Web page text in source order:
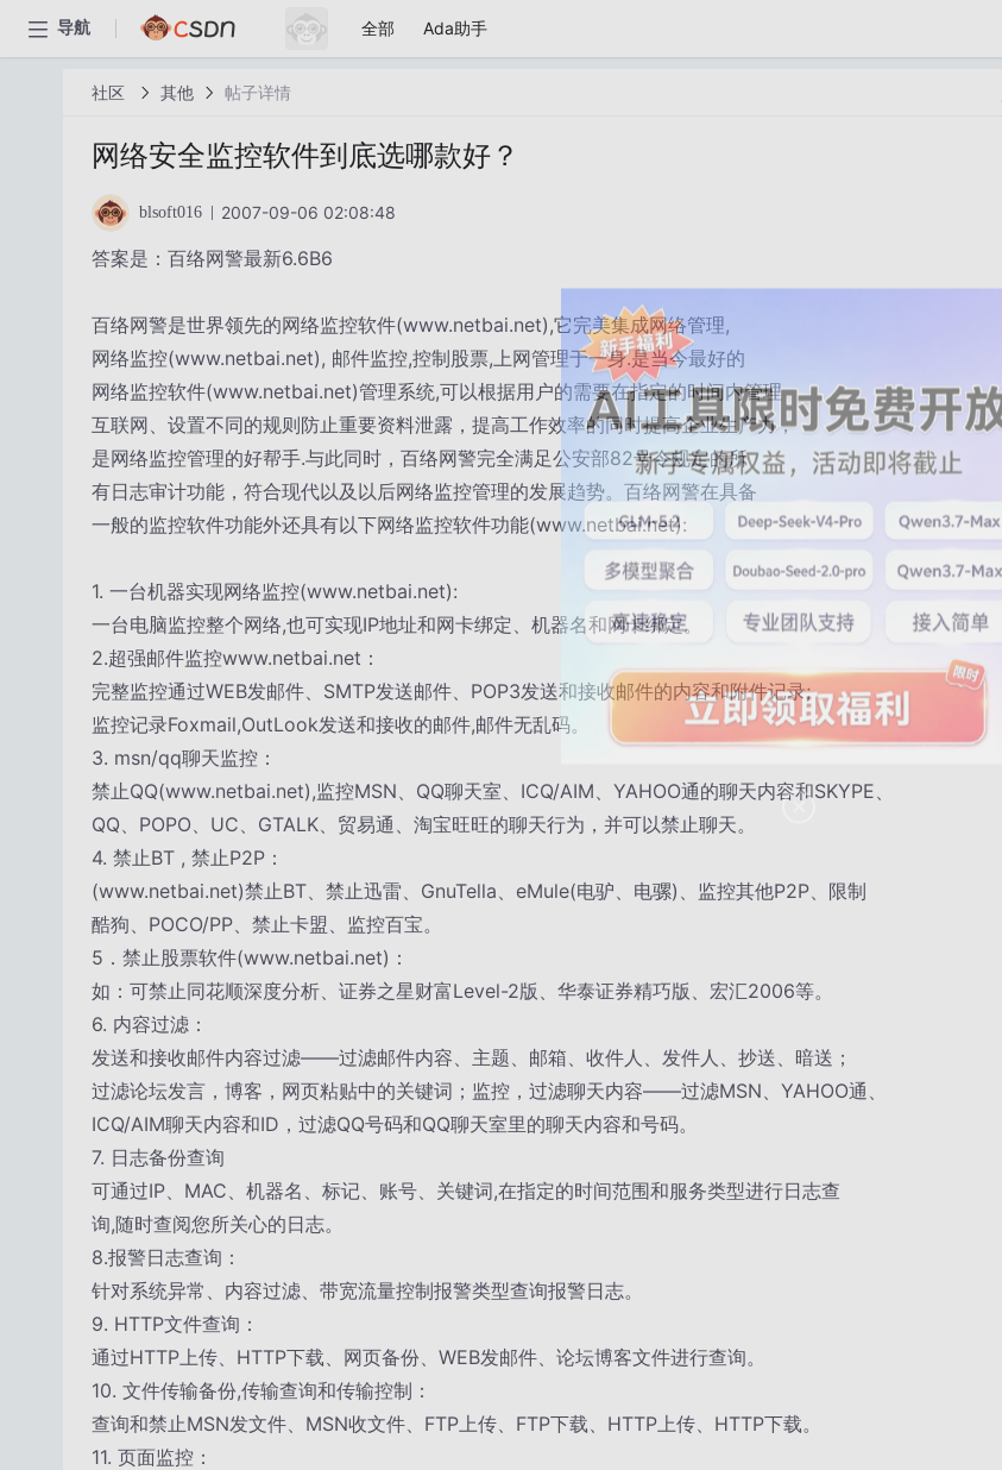
导航 全部 Ada助手
社区 其他 帖子详情
网络安全监控软件到底选哪款好？
blsoft016 2007-09-06 02:08:48
答案是：百络网警最新6.6B6
百络网警是世界领先的网络监控软件(www.netbai.net),它完美集成网络管理,
网络监控(www.netbai.net), 邮件监控,控制股票,上网管理于一身.是当今最好的
网络监控软件(www.netbai.net)管理系统,可以根据用户的需要在指定的时间内管理
互联网、设置不同的规则防止重要资料泄露，提高工作效率的同时提高企业生产力，
是网络监控管理的好帮手.与此同时，百络网警完全满足公安部82号令规定的所
有日志审计功能，符合现代以及以后网络监控管理的发展趋势。百络网警在具备
一般的监控软件功能外还具有以下网络监控软件功能(www.netbai.net):
1. 一台机器实现网络监控(www.netbai.net):
一台电脑监控整个网络,也可实现IP地址和网卡绑定、机器名和网卡绑定。
2.超强邮件监控www.netbai.net：
完整监控通过WEB发邮件、SMTP发送邮件、POP3发送和接收邮件的内容和附件记录;
监控记录Foxmail,OutLook发送和接收的邮件,邮件无乱码。
3. msn/qq聊天监控：
禁止QQ(www.netbai.net),监控MSN、QQ聊天室、ICQ/AIM、YAHOO通的聊天内容和SKYPE、
QQ、POPO、UC、GTALK、贸易通、淘宝旺旺的聊天行为，并可以禁止聊天。
4. 禁止BT , 禁止P2P：
(www.netbai.net)禁止BT、禁止迅雷、GnuTella、eMule(电驴、电骡)、监控其他P2P、限制
酷狗、POCO/PP、禁止卡盟、监控百宝。
5．禁止股票软件(www.netbai.net)：
如：可禁止同花顺深度分析、证券之星财富Level-2版、华泰证券精巧版、宏汇2006等。
6. 内容过滤：
发送和接收邮件内容过滤——过滤邮件内容、主题、邮箱、收件人、发件人、抄送、暗送；
过滤论坛发言，博客，网页粘贴中的关键词；监控，过滤聊天内容——过滤MSN、YAHOO通、
ICQ/AIM聊天内容和ID，过滤QQ号码和QQ聊天室里的聊天内容和号码。
7. 日志备份查询
可通过IP、MAC、机器名、标记、账号、关键词,在指定的时间范围和服务类型进行日志查
询,随时查阅您所关心的日志。
8.报警日志查询：
针对系统异常、内容过滤、带宽流量控制报警类型查询报警日志。
9. HTTP文件查询：
通过HTTP上传、HTTP下载、网页备份、WEB发邮件、论坛博客文件进行查询。
10. 文件传输备份,传输查询和传输控制：
查询和禁止MSN发文件、MSN收文件、FTP上传、FTP下载、HTTP上传、HTTP下载。
11. 页面监控：